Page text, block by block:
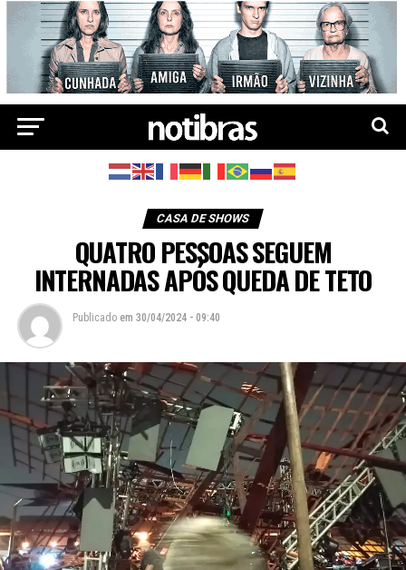
CASA DE SHOWS
QUATRO PESSOAS SEGUEM
INTERNADAS APÓS QUEDA DE TETO
Publicado em 30/04/2024 - 09:40